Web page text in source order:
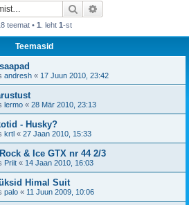
Otsi
teemat • 1 . leht 1-st
Teemasid
andresh « 17 Juun 2010, 23:42
lermo « 28 Mär 2010, 23:13
- Husky?
krtl « 27 Jaan 2010, 15:33
& Ice GTX nr 44 2/3
Priit « 14 Jaan 2010, 16:03
Himal Suit
palo « 11 Juun 2009, 10:06